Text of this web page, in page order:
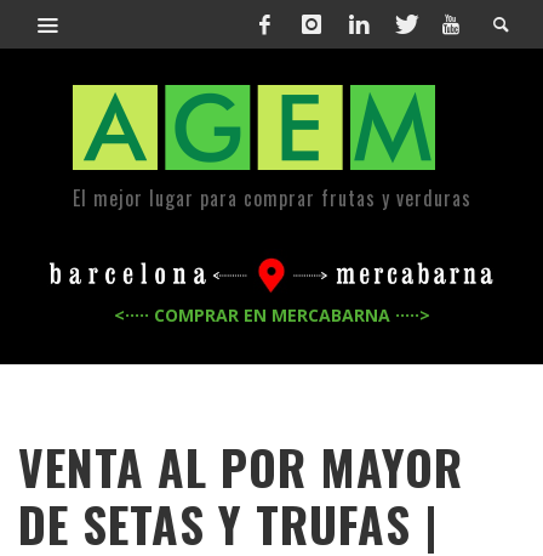
El mejor lugar para comprar frutas y verduras
<····· COMPRAR EN MERCABARNA ·····>
VENTA AL POR MAYOR
DE SETAS Y TRUFAS |